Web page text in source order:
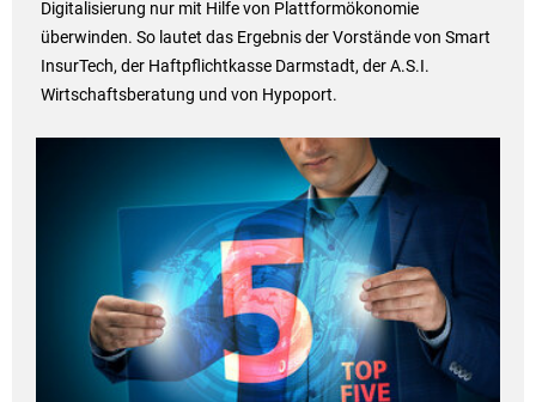
Digitalisierung nur mit Hilfe von Plattformökonomie
überwinden. So lautet das Ergebnis der Vorstände von Smart
InsurTech, der Haftpflichtkasse Darmstadt, der A.S.I.
Wirtschaftsberatung und von Hypoport.